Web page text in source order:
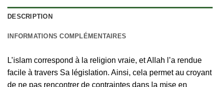
DESCRIPTION
INFORMATIONS COMPLÉMENTAIRES
L’islam correspond à la religion vraie, et Allah l’a rendue
facile à travers Sa législation. Ainsi, cela permet au croyant
de ne pas rencontrer de contraintes dans la mise en